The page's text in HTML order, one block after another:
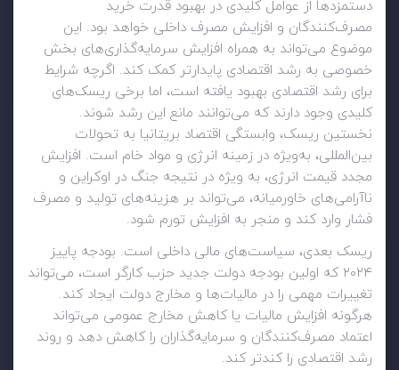
دستمزدها از عوامل کلیدی در بهبود قدرت خرید
مصرف‌کنندگان و افزایش مصرف داخلی خواهد بود. این
موضوع می‌تواند به همراه افزایش سرمایه‌گذاری‌های بخش
خصوصی به رشد اقتصادی پایدارتر کمک کند. اگرچه شرایط
برای رشد اقتصادی بهبود یافته است، اما برخی ریسک‌های
کلیدی وجود دارند که می‌توانند مانع این رشد شوند.
نخستین ریسک، وابستگی اقتصاد بریتانیا به تحولات
بین‌المللی، به‌ویژه در زمینه انرژی و مواد خام است. افزایش
مجدد قیمت انرژی، به ویژه در نتیجه جنگ در اوکراین و
ناآرامی‌های خاورمیانه، می‌تواند بر هزینه‌های تولید و مصرف
فشار وارد کند و منجر به افزایش تورم شود.
ریسک بعدی، سیاست‌های مالی داخلی است. بودجه پاییز
۲۰۲۴ که اولین بودجه دولت جدید حزب کارگر است، می‌تواند
تغییرات مهمی را در مالیات‌ها و مخارج دولت ایجاد کند.
هرگونه افزایش مالیات یا کاهش مخارج عمومی می‌تواند
اعتماد مصرف‌کنندگان و سرمایه‌گذاران را کاهش دهد و روند
رشد اقتصادی را کندتر کند.